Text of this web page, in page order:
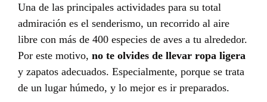
Una de las principales actividades para su total
admiración es el senderismo, un recorrido al aire
libre con más de 400 especies de aves a tu alrededor.
Por este motivo, no te olvides de llevar ropa ligera
y zapatos adecuados. Especialmente, porque se trata
de un lugar húmedo, y lo mejor es ir preparados.